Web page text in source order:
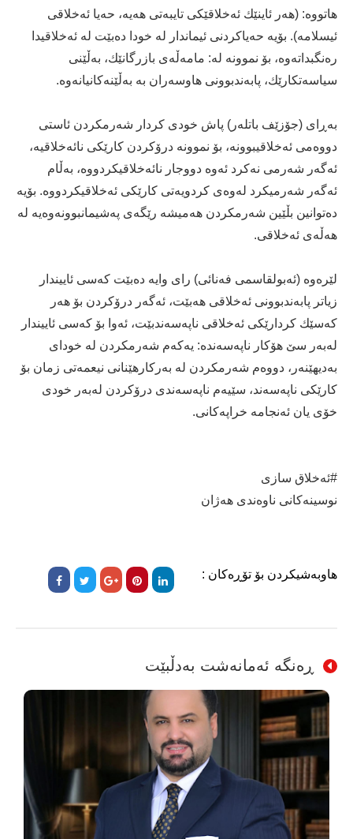
هاتووه‌: (هه‌ر ئاینێك ئه‌خلاقێكی تایبه‌تی هه‌یه‌، حه‌یا ئه‌خلاقی
ئیسلامه‌)‌. بۆیه‌ حه‌یاكردنی ئیماندار له‌ خودا ده‌بێت له‌ ئه‌خلاقیدا
ره‌نگبداته‌وه‌، بۆ نموونه‌ له‌:‌ مامه‌ڵه‌ى بازرگانێك، به‌ڵێنی
سیاسه‌تكارێك، پابه‌ندبوونی هاوسه‌ران به‌ به‌ڵێنه‌كانیانه‌وه‌.
به‌ڕای (جۆزێف باتله‌ر) پاش خودی كردار شه‌رمكردن ئاستی
دووه‌می ئه‌خلاقیبوونه‌، بۆ نموونه‌ درۆكردن كارێكی نائه‌خلاقیه‌‌،
ئه‌گه‌ر شه‌رمی نه‌كرد ئه‌وه‌ دووجار نائه‌خلاقیكردووه‌، به‌ڵام
ئه‌گه‌ر شه‌رمیكرد له‌وه‌ى كردویه‌تی كارێكی ئه‌خلاقیكردووه‌‌. بۆیه‌
ده‌توانین بڵێین شه‌رمكردن هه‌میشه‌ رێگه‌ی په‌شیمانبوونه‌وه‌یه‌ له‌
هه‌ڵه‌ى ئه‌خلاقی.
لێره‌وه‌ (ئه‌بولقاسمی فه‌نائی) رای وایه‌ ده‌بێت كه‌سی ئاییندار
زیاتر پابه‌ندبوونی ئه‌خلاقی هه‌بێت، ئه‌گه‌ر درۆكردن بۆ هه‌ر
كه‌سێك كردارێكی ئه‌خلاقی ناپه‌سه‌ندبێت، ئه‌وا بۆ كه‌سی ئاییندار
له‌به‌ر سێ هۆكار ناپه‌سه‌نده‌: یه‌كه‌م شه‌رمكردن له‌ خودای
به‌دیهێنه‌ر، دووه‌م شه‌رمكردن له‌ به‌ركارهێنانی نیعمه‌تی زمان بۆ
كارێكی ناپه‌سه‌ند، سێیه‌م ناپه‌سه‌ندی درۆكردن له‌به‌ر خودی
خۆی یان ئه‌نجامه‌ خراپه‌كانی.
#ئەخلاق سازی
نوسینەكانی ناوەندی هەژان
هاوبەشیکردن بۆ تۆڕەکان :
ڕەنگە ئەمانەشت بەدڵبێت